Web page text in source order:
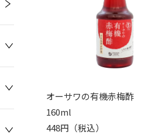
オーサワの有機赤梅酢
160ml
448円（税込）